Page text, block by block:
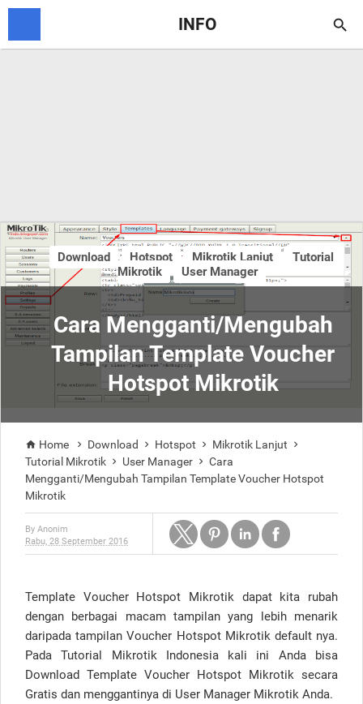
INFO 
Cara Mengganti/Mengubah
Tampilan Template Voucher
Hotspot Mikrotik
Download Hotspot Mikrotik Lanjut
Tutorial
Mikrotik
User Manager
 Home  Download  Hotspot  Mikrotik Lanjut 
Tutorial Mikrotik  User Manager  Cara
Mengganti/Mengubah Tampilan Template Voucher Hotspot
Mikrotik
By Anonim
Rabu, 28 September 2016
Template Voucher Hotspot Mikrotik dapat kita rubah
dengan berbagai macam tampilan yang lebih menarik
daripada tampilan Voucher Hotspot Mikrotik default nya.
Pada Tutorial Mikrotik Indonesia kali ini Anda bisa
Download Template Voucher Hotspot Mikrotik secara
Gratis dan menggantinya di User Manager Mikrotik Anda.